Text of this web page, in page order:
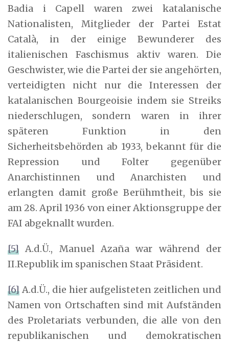
Badia i Capell waren zwei katalanische
Nationalisten, Mitglieder der Partei Estat
Català, in der einige Bewunderer des
italienischen Faschismus aktiv waren. Die
Geschwister, wie die Partei der sie angehörten,
verteidigten nicht nur die Interessen der
katalanischen Bourgeoisie indem sie Streiks
niederschlugen, sondern waren in ihrer
späteren Funktion in den
Sicherheitsbehörden ab 1933, bekannt für die
Repression und Folter gegenüber
Anarchistinnen und Anarchisten und
erlangten damit große Berühmtheit, bis sie
am 28. April 1936 von einer Aktionsgruppe der
FAI abgeknallt wurden.
[5] A.d.Ü., Manuel Azaña war während der
II.Republik im spanischen Staat Präsident.
[6] A.d.Ü., die hier aufgelisteten zeitlichen und
Namen von Ortschaften sind mit Aufständen
des Proletariats verbunden, die alle von den
republikanischen und demokratischen